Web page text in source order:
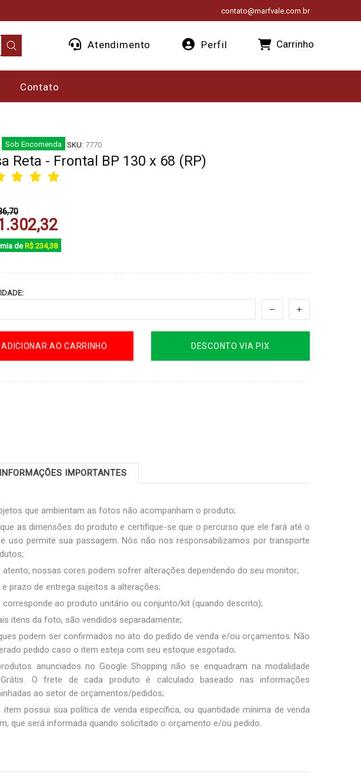
contato@marfvale.com.br
Atendimento Perfil Carrinho
Contato
Sob Encomenda SKU: 7770
Reta - Frontal BP 130 x 68 (RP)
deR$ 234,38
ADICIONAR AO CARRINHO DESCONTO VIA PIX
INFORMAÇÕES IMPORTANTES
que ambientam as fotos não acompanham o produto;
as dimensões do produto e certifique-se que o percurso que ele fará até o
uso permite sua passagem. Nós não nos responsabilizamos por transporte
atento, nossas cores podem sofrer alterações dependendo do seu monitor;
e prazo de entrega sujeitos a alterações;
corresponde ao produto unitário ou conjunto/kit (quando descrito);
itens da foto, são vendidos separadamente;
podem ser confirmados no ato do pedido de venda e/ou orçamentos. Não
pedido caso o item esteja com seu estoque esgotado;
anunciados no Google Shopping não se enquadram na modalidade
O frete de cada produto é calculado baseado nas informações
ao setor de orçamentos/pedidos;
item possui sua política de venda específica, ou quantidade mínima de venda
que será informada quando solicitado o orçamento e/ou pedido.